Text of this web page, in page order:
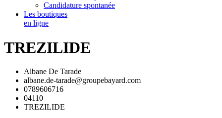
Candidature spontanée
Les boutiques
en ligne
TREZILIDE
Albane De Tarade
albane.de-tarade@groupebayard.com
0789606716
04110
TREZILIDE